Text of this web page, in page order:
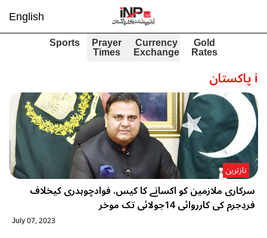
English
Gold
Rates
Currency
Exchange
Prayer
Times
Sports
iپاکستان
سرکاری ملازمین کو اکسانے کا کیس، فوادچوہدری کیخلاف
فردِجرم کی کارروائی 14جولائی تک موخر
تازترین
July 07, 2023